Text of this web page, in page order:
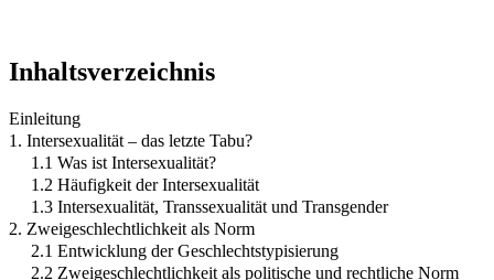
Inhaltsverzeichnis
Einleitung
1. Intersexualität – das letzte Tabu?
1.1 Was ist Intersexualität?
1.2 Häufigkeit der Intersexualität
1.3 Intersexualität, Transsexualität und Transgender
2. Zweigeschlechtlichkeit als Norm
2.1 Entwicklung der Geschlechtstypisierung
2.2 Zweigeschlechtlichkeit als politische und rechtliche Norm